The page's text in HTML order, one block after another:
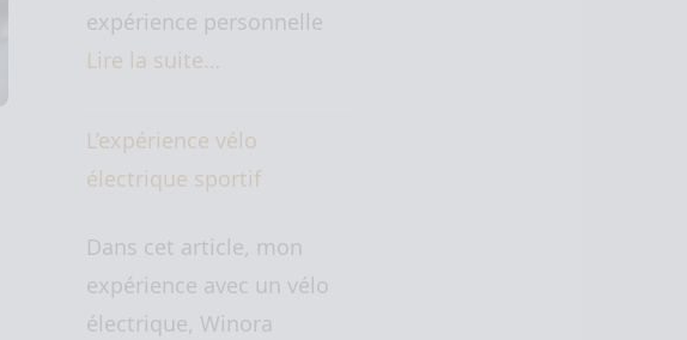
expérience personnelle
Lire la suite…
L’expérience vélo
électrique sportif
Dans cet article, mon
expérience avec un vélo
électrique, Winora